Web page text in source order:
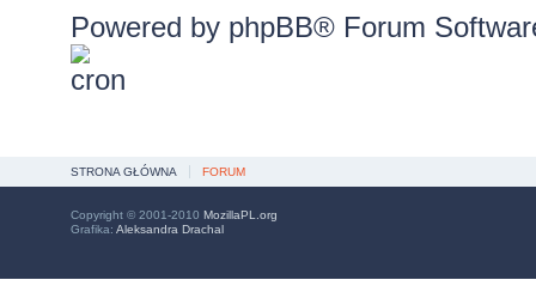
Powered by phpBB® Forum
STRONA GŁÓWNA FORUM
Copyright © 2001-2010 MozillaPL.org
Grafika: Aleksandra Drachal